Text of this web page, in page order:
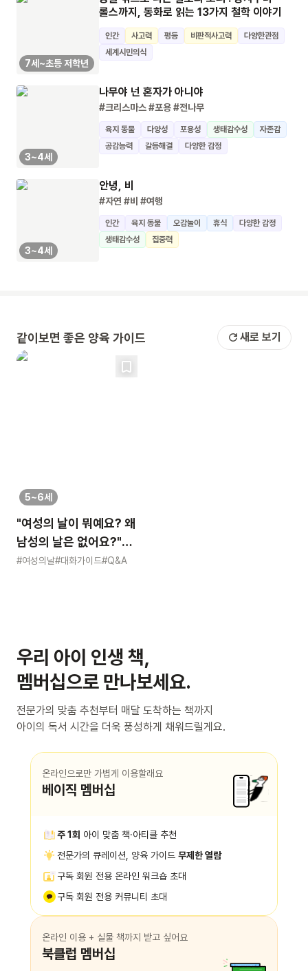
7세~초등 저학년
롤스까지, 동화로 읽는 13가지 철학 이야기
인간 사고력 평등 비판적사고력
다양한관점
세계시민의식
3~4세
나무야 넌 혼자가 아니야
#크리스마스#포용#전나무
육지 동물 다양성 포용성 생태감수성
자존감
공감능력
갈등해결 다양한 감정
3~4세
안녕, 비
#자연 #비 #여행
인간 육지 동물 오감놀이 휴식
다양한 감정
생태감수성
집중력
같이보면 좋은 양육 가이드 새로 보기
5~6세
"여성의 날이 뭐예요? 왜
남성의 날은 없어요?"
묻는 어린이에게 이렇게
#여성의날#대화가이드#Q&A
우리 아이 인생 책,
멤버십으로 만나보세요.
전문가의 맞춤 추천부터 매달 도착하는 책까지
아이의 독서 시간을 더욱 풍성하게 채워드릴게요.
온라인으로만 가볍게 이용할래요
베이직 멤버십
주 1회 아이 맞춤 책·아티클 추천
전문가의 큐레이션, 양육 가이드 무제한 열람
구독 회원 전용 온라인 워크숍 초대
구독 회원 전용 커뮤니티 초대
온라인 이용 + 실물 책까지 받고 싶어요
북클럽 멤버십